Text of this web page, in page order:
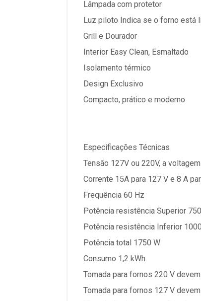
Lâmpada com protetor
Luz piloto Indica se o forno está
Grill e Dourador
Interior Easy Clean, Esmaltado
Isolamento térmico
Design Exclusivo
Compacto, prático e moderno
Especificações Técnicas
Tensão 127V ou 220V, a
Corrente 15A para 127 V e 8 A
Frequência 60 Hz
Potência resistência Superior
Potência resistência Inferior
Potência total 1750 W
Consumo 1,2 kWh
Tomada para fornos 220 V
Tomada para fornos 127 V